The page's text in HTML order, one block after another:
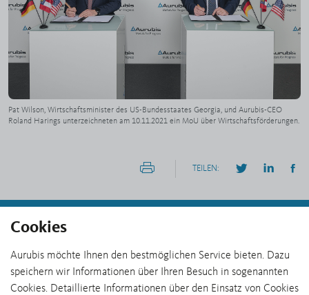
Cookies
Aurubis möchte Ihnen den bestmöglichen Service bieten. Dazu
speichern wir Informationen über Ihren Besuch in sogenannten
Cookies. Detaillierte Informationen über den Einsatz von Cookies
Pat Wilson, Wirtschaftsminister des US-Bundesstaates Georgia, und Aurubis-CEO
Roland Harings unterzeichneten am 10.11.2021 ein MoU über Wirtschaftsförderungen.
TEILEN:
PROJEKTE „WACHSEN“
Vorherige Seite Nächste Seite